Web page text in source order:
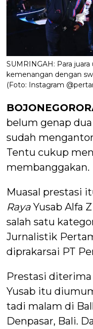
SUMRINGAH: Para
kemenangan dengan
(Foto: Instagram
belum genap
sudah
Tentu cukup
membanggakan.
Muasal prestasi
RayaYusab Alfa
salah satu
Jurnalistik
diprakarsai PT
Prestasi diterima
Yusab itu
tadi malam di
Denpasar, Bali.